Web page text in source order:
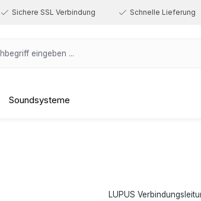
Sichere SSL Verbindung Schnelle Lieferung
Soundsysteme
LUPUS